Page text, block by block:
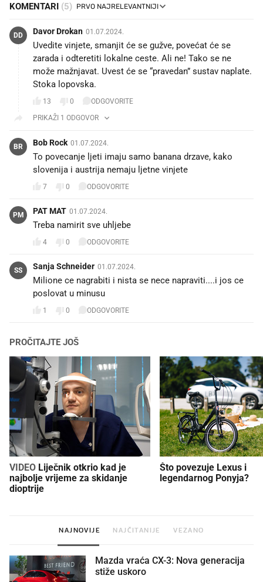
KOMENTARI (5)
DD Davor Drokan 01.07.2024.
Uvedite vinjete, smanjit će se gužve, povećat će se
zarada i odteretiti lokalne ceste. Ali ne! Tako se ne
može mažnjavat. Uvest će se “pravedan” sustav naplate.
Stoka lopovska.
13 0
ODGOVORITE
PRIKAŽI 1 ODGOVOR
BR Bob Rock 01.07.2024.
To povecanje ljeti imaju samo banana drzave, kako
slovenija i austrija nemaju ljetne vinjete
7 0 ODGOVORITE
PM PAT MAT 01.07.2024.
Treba namirit sve uhljebe
4 0 ODGOVORITE
SS Sanja Schneider 01.07.2024.
Milione ce nagrabiti i nista se nece napraviti....i jos ce
poslovat u minusu
1 0 ODGOVORITE
PROČITAJTE JOŠ
VIDEO
najbolje vrijeme za skidanje
dioptrije
Što povezuje Lexus i
legendarnog Ponyja?
NAJNOVIJE NAJČITANIJE VEZANO
Mazda vraća CX-3: Nova generacija
stiže uskoro